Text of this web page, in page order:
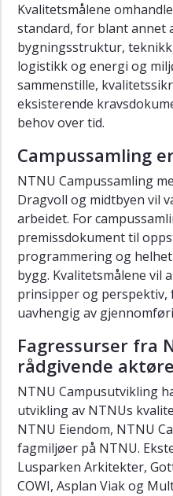
Kvalitetsmålene
standard, for blant annet
bygningsstruktur,
logistikk og energi og
sammenstille,
eksisterende
behov over tid.
Campussamling
NTNU Campussamling
Dragvoll og midtbyen vil
arbeidet. For
premissdokument til
programmering og
bygg. Kvalitetsmålene vil
prinsipper og perspektiv,
uavhengig av
Fagressurser fra
rådgivende
NTNU Campusutvikling
utvikling av NTNUs
NTNU Eiendom, NTNU
fagmiljøer på NTNU.
Lusparken Arkitekter,
COWI, Asplan Viak og